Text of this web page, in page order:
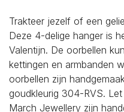
Trakteer jezelf of een
Deze 4-delige hanger is
Valentijn. De oorbellen
kettingen en armbanden
oorbellen zijn
goudkleurig 304-RVS.
March Jewellery zijn